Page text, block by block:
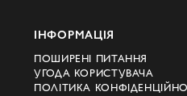
ІНФОРМАЦІЯ
ПОШИРЕНІ ПИТАННЯ
УГОДА КОРИСТУВАЧА
ПОЛІТИКА